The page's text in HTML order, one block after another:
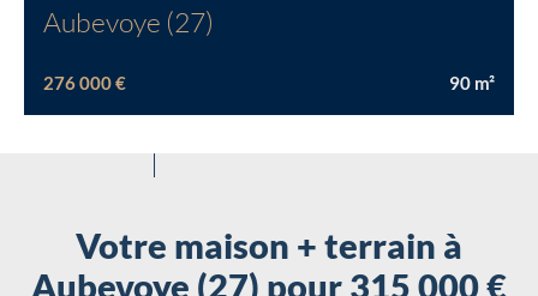
Aubevoye (27)
276 000 € 90 m²
Votre maison + terrain à
Aubevoye (27) pour 315 000 €